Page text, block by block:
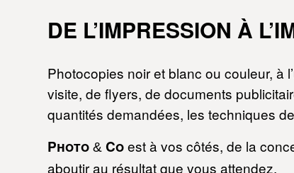
DE L’IMPRESSION À
Photocopies noir et blanc ou couleur, à
visite, de flyers, de documents
quantités demandées, les techniques
Photo & Coest à vos côtés, de la
aboutir au résultat que vous attendez.